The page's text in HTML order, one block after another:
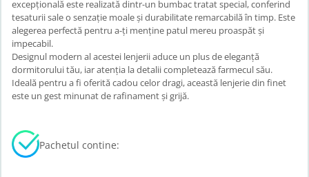
excepțională este realizată dintr-un bumbac tratat special, conferind
tesaturii sale o senzație moale și durabilitate remarcabilă în timp. Este
alegerea perfectă pentru a-ți menține patul mereu proaspăt și
impecabil.
Designul modern al acestei lenjerii aduce un plus de eleganță
dormitorului tău, iar atenția la detalii completează farmecul său.
Ideală pentru a fi oferită cadou celor dragi, această lenjerie din finet
este un gest minunat de rafinament și grijă.
Pachetul contine: